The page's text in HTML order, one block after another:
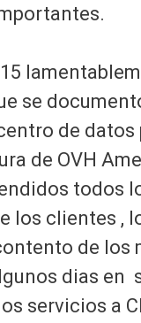
se
de datos
de OVH
todos
los clientes ,
de los
dias en
servicios a